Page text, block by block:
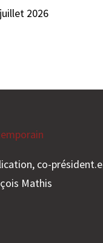
2026
co-
Mathis